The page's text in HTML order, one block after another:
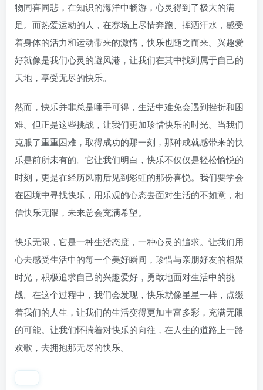
物同喜同悲，在知识的海洋中畅游，心灵得到了极大的满
足。而热爱运动的人，在赛场上尽情奔跑、挥洒汗水，感受
着身体的活力和运动带来的激情，快乐也随之而来。兴趣爱
好就像是我们心灵的避风港，让我们在其中找到属于自己的
天地，享受无尽的快乐。
然而，快乐并非总是唾手可得，生活中难免会遇到挫折和困
难。但正是这些挑战，让我们更加珍惜快乐的时光。当我们
克服了重重困难，取得成功的那一刻，那种成就感带来的快
乐是前所未有的。它让我们明白，快乐不仅仅是轻松愉悦的
时刻，更是在经历风雨后见到彩虹的那份喜悦。我们要学会
在困境中寻找快乐，用乐观的心态去面对生活的不如意，相
信快乐无限，未来总会充满希望。
快乐无限，它是一种生活态度，一种心灵的追求。让我们用
心去感受生活中的每一个美好瞬间，珍惜与亲朋好友的相聚
时光，积极追求自己的兴趣爱好，勇敢地面对生活中的挑
战。在这个过程中，我们会发现，快乐就像星星一样，点缀
着我们的人生，让我们的生活变得更加丰富多彩，充满无限
的可能。让我们怀揣着对快乐的向往，在人生的道路上一路
欢歌，去拥抱那无尽的快乐。